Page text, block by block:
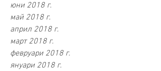
юни 2018 г.
май 2018 г.
април 2018 г.
март 2018 г.
февруари 2018 г.
януари 2018 г.